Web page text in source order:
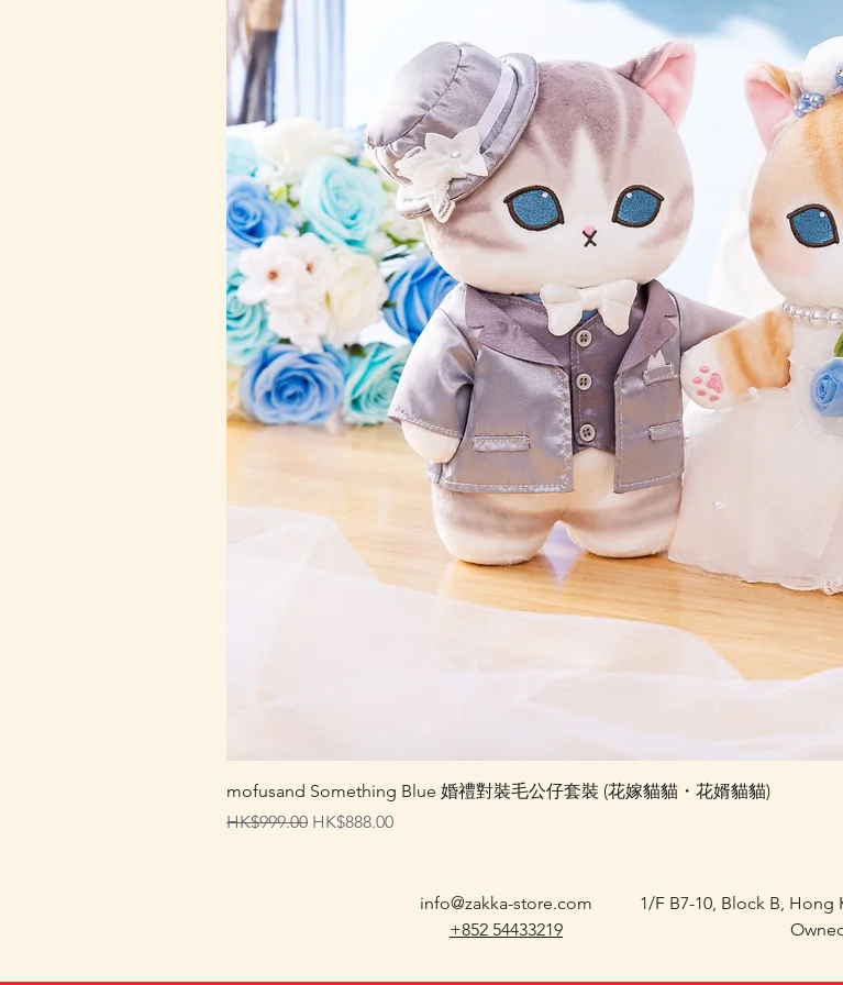
快速瀏覽
mofusand Something Blue 婚禮對裝毛公仔套裝 (花嫁貓貓・花婿貓貓)
一般價格
HK$999.00 促銷價格
HK$888.00
info@zakka-store.com
+852 54433219
1/F B7-10, Block B,